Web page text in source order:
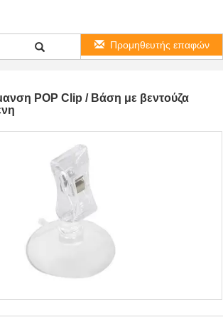
Προμηθευτής επαφών
POP Clip / Βάση με βεντούζα